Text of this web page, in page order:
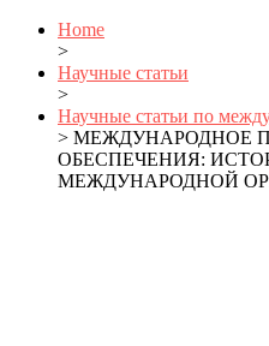
Home
>
Научные статьи
>
Научные статьи по
> МЕЖДУНАРОДНОЕ
ОБЕСПЕЧЕНИЯ:
МЕЖДУНАРОДНОЙ